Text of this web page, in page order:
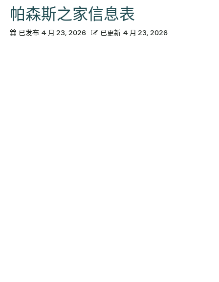
帕森斯之家信息表
已发布 4 月 23, 2026 已更新 4 月 23, 2026